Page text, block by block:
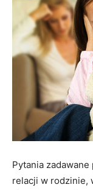
Pytania zadawane
relacji w rodzinie,